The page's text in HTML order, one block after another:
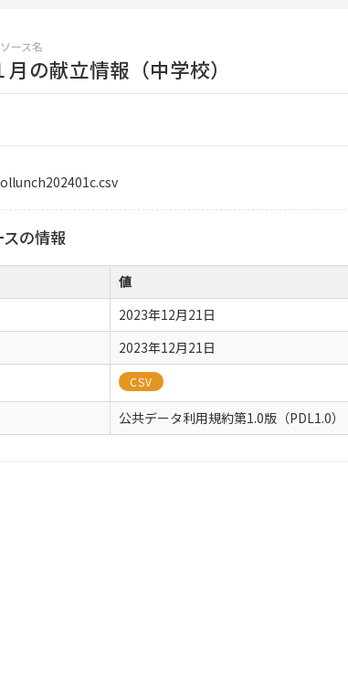
ース名
月の献立情報（中学校）
スの情報
値
2023年12月21日
2023年12月21日
CSV
公共データ利用規約第1.0版（PDL1.0）